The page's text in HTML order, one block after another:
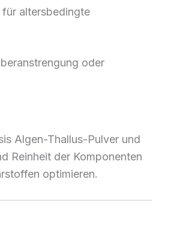
für altersbedingte
oder
Algen-Thallus-Pulver und
Reinheit der Komponenten
optimieren.